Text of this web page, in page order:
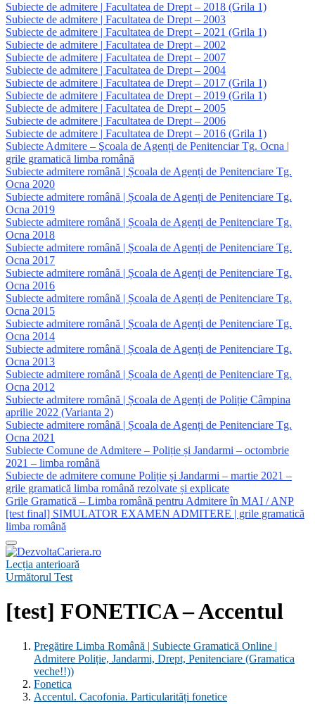
Subiecte de admitere | Facultatea de Drept – 2018 (Grila 1)
Subiecte de admitere | Facultatea de Drept – 2003
Subiecte de admitere | Facultatea de Drept – 2021 (Grila 1)
Subiecte de admitere | Facultatea de Drept – 2002
Subiecte de admitere | Facultatea de Drept – 2007
Subiecte de admitere | Facultatea de Drept – 2004
Subiecte de admitere | Facultatea de Drept – 2017 (Grila 1)
Subiecte de admitere | Facultatea de Drept – 2019 (Grila 1)
Subiecte de admitere | Facultatea de Drept – 2005
Subiecte de admitere | Facultatea de Drept – 2006
Subiecte de admitere | Facultatea de Drept – 2016 (Grila 1)
Subiecte Admitere – Şcoala de Agenți de Penitenciar Tg. Ocna |
grile gramatică limba română
Subiecte admitere română | Școala de Agenți de Penitenciare Tg.
Ocna 2020
Subiecte admitere română | Școala de Agenți de Penitenciare Tg.
Ocna 2019
Subiecte admitere română | Școala de Agenți de Penitenciare Tg.
Ocna 2018
Subiecte admitere română | Școala de Agenți de Penitenciare Tg.
Ocna 2017
Subiecte admitere română | Școala de Agenți de Penitenciare Tg.
Ocna 2016
Subiecte admitere română | Școala de Agenți de Penitenciare Tg.
Ocna 2015
Subiecte admitere română | Școala de Agenți de Penitenciare Tg.
Ocna 2014
Subiecte admitere română | Școala de Agenți de Penitenciare Tg.
Ocna 2013
Subiecte admitere română | Școala de Agenți de Penitenciare Tg.
Ocna 2012
Subiecte admitere română | Școala de Agenți de Poliție Câmpina
aprilie 2022 (Varianta 2)
Subiecte admitere română | Școala de Agenți de Penitenciare Tg.
Ocna 2021
Subiecte Comune de Admitere – Poliție și Jandarmi – octombrie
2021 – limba română
Subiecte de admitere comune Poliție și Jandarmi – martie 2021 –
grile gramatică limba română rezolvate și explicate
Grile Gramatică – Limba română pentru Admitere în MAI / ANP
[test final] SIMULATOR EXAMEN ADMITERE | grile gramatică
limba română
Lecția anterioară
Următorul Test
[test] FONETICA – Accentul
Pregătire Limba Română | Subiecte Gramatică Online |
Admitere Poliție, Jandarmi, Drept, Penitenciare (Gramatica
veche!!))
Fonetica
Accentul. Cacofonia. Particularități fonetice